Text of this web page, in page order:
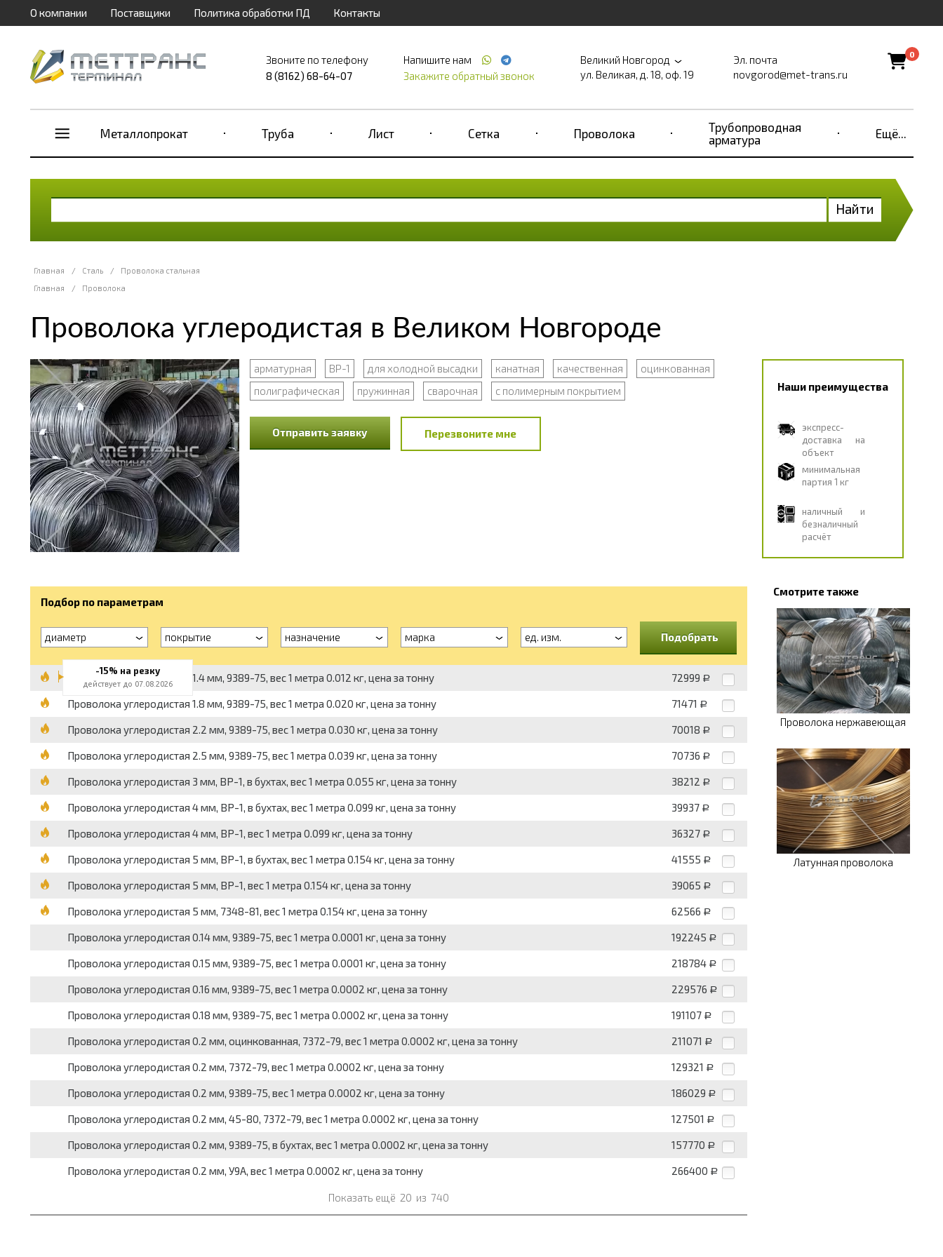
О компании Поставщики Политика обработки ПД Контакты
Звоните по телефону
8 (8162) 68-64-07
Напишите нам
Закажите обратный звонок
Великий Новгород
ул. Великая, д. 18, оф. 19
Эл. почта
novgorod@met-trans.ru
0
Металлопрокат Труба Лист Сетка Проволока
Трубопроводная
арматура
Ещё...
Найти
Главная / Сталь /
Проволока стальная
Главная
/ Проволока
Проволока углеродистая в Великом Новгороде
арматурная ВР-1 для холодной высадки канатная качественная
оцинкованная
полиграфическая
пружинная сварочная с полимерным покрытием
Отправить заявку Перезвоните мне
Наши преимущества
экспресс-
доставка на
объект
минимальная
партия 1 кг
наличный и
безналичный
расчёт
Подбор по параметрам
диаметр покрытие назначение марка ед. изм. Подобрать
Проволока углеродистая 1.4 мм, 9389-75, вес 1 метра 0.012 кг, цена за тонну 72999 Р
Проволока углеродистая 1.8 мм, 9389-75, вес 1 метра 0.020 кг, цена за тонну 71471 Р
Проволока углеродистая 2.2 мм, 9389-75, вес 1 метра 0.030 кг, цена за тонну 70018 Р
Проволока углеродистая 2.5 мм, 9389-75, вес 1 метра 0.039 кг, цена за тонну 70736 Р
Проволока углеродистая 3 мм, ВР-1, в бухтах, вес 1 метра 0.055 кг, цена за тонну 38212 Р
Проволока углеродистая 4 мм, ВР-1, в бухтах, вес 1 метра 0.099 кг, цена за тонну 39937 Р
Проволока углеродистая 4 мм, ВР-1, вес 1 метра 0.099 кг, цена за тонну 36327 Р
Проволока углеродистая 5 мм, ВР-1, в бухтах, вес 1 метра 0.154 кг, цена за тонну 41555 Р
Проволока углеродистая 5 мм, ВР-1, вес 1 метра 0.154 кг, цена за тонну 39065 Р
Проволока углеродистая 5 мм, 7348-81, вес 1 метра 0.154 кг, цена за тонну 62566 Р
Проволока углеродистая 0.14 мм, 9389-75, вес 1 метра 0.0001 кг, цена за тонну 192245 Р
Проволока углеродистая 0.15 мм, 9389-75, вес 1 метра 0.0001 кг, цена за тонну 218784 Р
Проволока углеродистая 0.16 мм, 9389-75, вес 1 метра 0.0002 кг, цена за тонну 229576 Р
Проволока углеродистая 0.18 мм, 9389-75, вес 1 метра 0.0002 кг, цена за тонну 191107 Р
Проволока углеродистая 0.2 мм, оцинкованная, 7372-79, вес 1 метра 0.0002 кг, цена за тонну 211071 Р
Проволока углеродистая 0.2 мм, 7372-79, вес 1 метра 0.0002 кг, цена за тонну 129321 Р
Проволока углеродистая 0.2 мм, 9389-75, вес 1 метра 0.0002 кг, цена за тонну 186029 Р
Проволока углеродистая 0.2 мм, 45-80, 7372-79, вес 1 метра 0.0002 кг, цена за тонну 127501 Р
Проволока углеродистая 0.2 мм, 9389-75, в бухтах, вес 1 метра 0.0002 кг, цена за тонну 157770 Р
Проволока углеродистая 0.2 мм, У9А, вес 1 метра 0.0002 кг, цена за тонну 266400 Р
Показать ещё 20 из 740
Смотрите также
Проволока нержавеющая
Латунная проволока
-15% на резку
действует до 07.08.2026